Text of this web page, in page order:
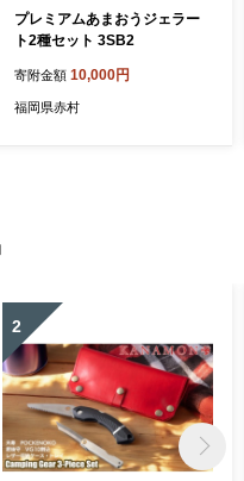
プレミアムあまおうジェラー
ト2種セット 3SB2
寄附金額 10,000円
福岡県赤村
2